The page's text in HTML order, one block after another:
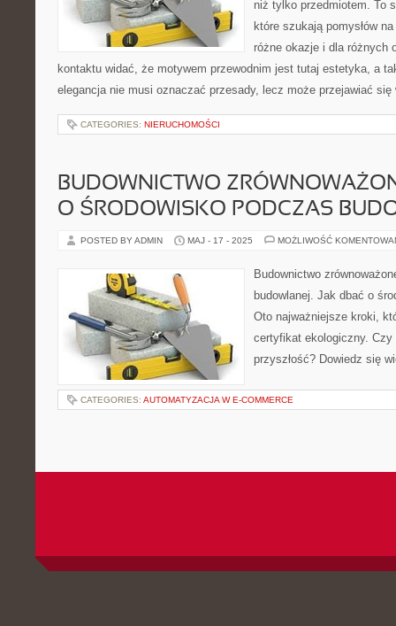
niż tylko przedmiotem. To
które szukają pomysłów
różne okazje i dla różnych
kontaktu widać, że motywem przewodnim jest tutaj estetyka, a
elegancja nie musi oznaczać przesady, lecz może przejawiać
CATEGORIES: NIERUCHOMOŚCI
BUDOWNICTWO
O ŚRODOWISKO PODCZAS
POSTED BY ADMIN MAJ - 17 - 2025 MOŻLIWOŚĆ
Budownictwo
budowlanej. Jak dbać o
Oto najważniejsze kroki,
certyfikat ekologiczny.
przyszłość? Dowiedz się
CATEGORIES: AUTOMATYZACJA W E-COMMERCE